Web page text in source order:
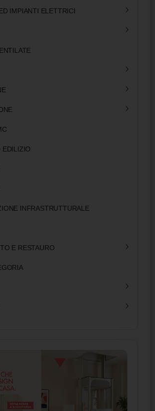
IMPIANTI ELETTRICI
EDILIZIO
INFRASTRUTTURALE
E RESTAURO